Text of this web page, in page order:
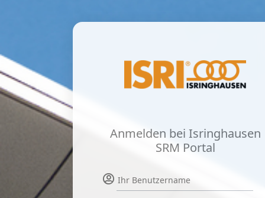
Anmelden bei Isringhausen
SRM Portal